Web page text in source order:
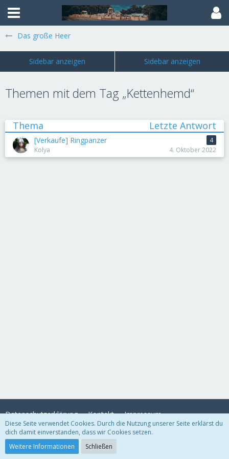
Das große Heer
Themen mit dem Tag „Kettenhemd“
Thema Letzte Antwort
[Verkaufe] Ringpanzer
4
Kolya
4. Oktober 2022
Datenschutzerklärung Kontakt Impressum
Community-Software:
Diese Seite verwendet Cookies. Durch die Nutzung unserer Seite erklärst du
dich damit einverstanden, dass wir Cookies setzen.
Weitere Informationen
Schließen